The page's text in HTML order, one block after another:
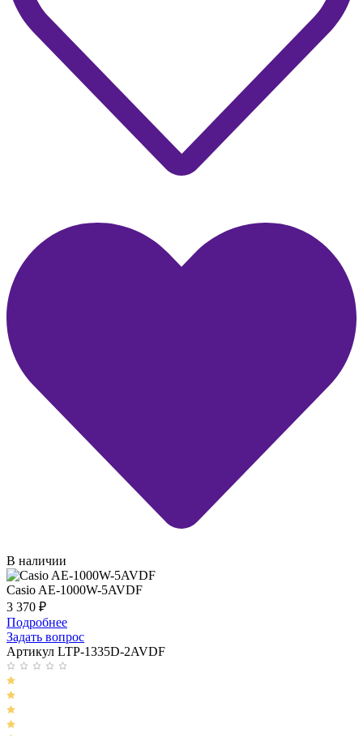
В наличии
Casio AE-1000W-5AVDF
3 370 ₽
Подробнее
Задать вопрос
Артикул LTP-1335D-2AVDF